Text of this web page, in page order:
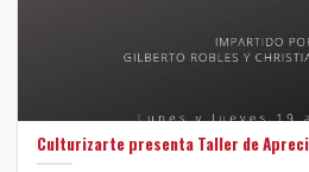
Culturizarte presenta Taller de